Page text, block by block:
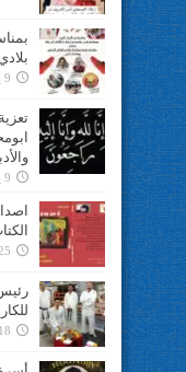
9 يوليو، 2025
9 يوليو، 2025
25 يونيو،
18 يونيو، 2025